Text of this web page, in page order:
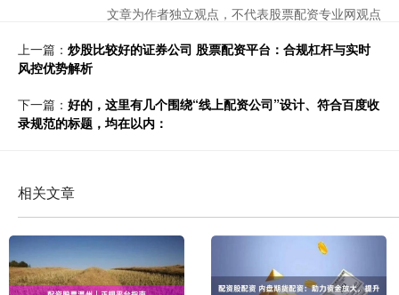
文章为作者独立观点，不代表股票配资专业网观点
上一篇： 炒股比较好的证券公司 股票配资平台：合规杠杆与实时
风控优势解析
下一篇： 好的，这里有几个围绕“线上配资公司”设计、符合百度收
录规范的标题，均在以内：
相关文章